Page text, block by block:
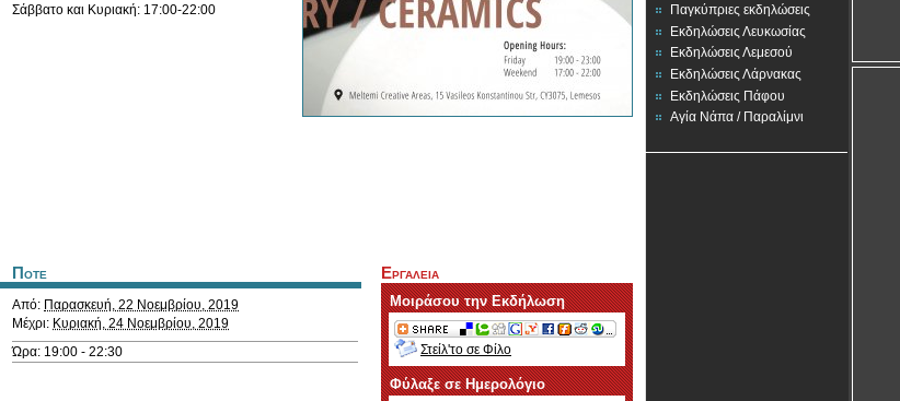
Σάββατο και Κυριακή: 17:00-22:00
Ποτε
Από: Παρασκευή, 22 Νοεμβρίου, 2019
Μέχρι: Κυριακή, 24 Νοεμβρίου, 2019
Ώρα: 19:00 - 22:30
Εργαλεια
Μοιράσου την Εκδήλωση
Στείλ'το σε Φίλο
Φύλαξε σε Ημερολόγιο
Παγκύπριες εκδηλώσεις
Εκδηλώσεις Λευκωσίας
Εκδηλώσεις Λεμεσού
Εκδηλώσεις Λάρνακας
Εκδηλώσεις Πάφου
Αγία Νάπα / Παραλίμνι